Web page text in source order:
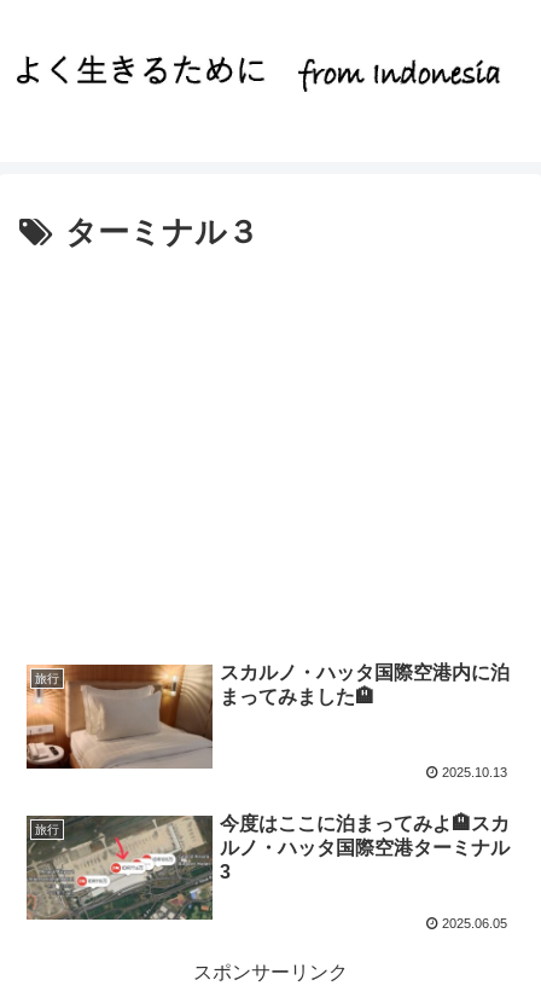
ターミナル３
旅行
スカルノ・ハッタ国際空港内に泊
まってみました🏨
2025.10.13
旅行
今度はここに泊まってみよ🏨スカ
ルノ・ハッタ国際空港ターミナル
3
2025.06.05
スポンサーリンク